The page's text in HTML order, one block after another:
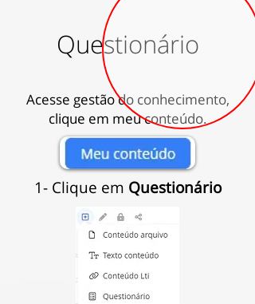
Questionário
Acesse gestão do conhecimento,
clique em meu conteúdo.
1- Clique em Questionário